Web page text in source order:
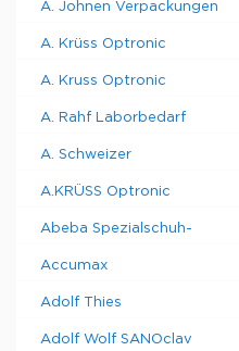
A. Johnen Verpackungen
A. Krüss Optronic
A. Kruss Optronic
A. Rahf Laborbedarf
A. Schweizer
A.KRÜSS Optronic
Abeba Spezialschuh-
Accumax
Adolf Thies
Adolf Wolf SANOclav